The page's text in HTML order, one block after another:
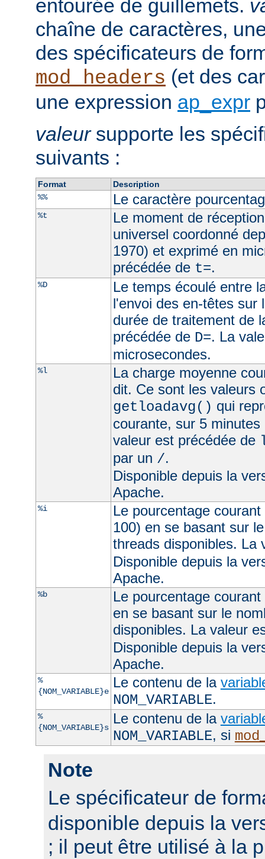
entourée de guillemets.
chaîne de caractères,
des spécificateurs de
mod_headers (et des
une expression ap_expr
valeursupporte les
suivants :
Format
Description
%%
Le caractère
%t
Le moment de
universel coordonné
1970) et exprimé en
précédée de t=.
%D
Le temps écoulé entre
l'envoi des en-têtes sur
durée de traitement de
précédée de D=. La
microsecondes.
%l
La charge moyenne
dit. Ce sont les valeurs
getloadavg() qui
courante, sur 5
valeur est précédée de
par un /.
Disponible depuis la
Apache.
%i
Le pourcentage
100) en se basant sur
threads disponibles.
Disponible depuis la
Apache.
%b
Le pourcentage
en se basant sur le
disponibles. La valeur
Disponible depuis la
Apache.
%
{NOM_VARIABLE}e
Le contenu de la
NOM_VARIABLE.
%
{NOM_VARIABLE}s
Le contenu de la
NOM_VARIABLE, si
Note
Le spécificateur de
disponible depuis la
; il peut être utilisé à la